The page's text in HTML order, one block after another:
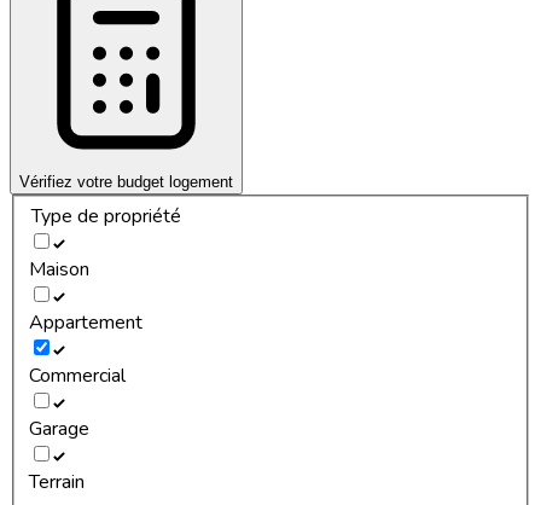
Vérifiez votre budget logement
Type de propriété
Maison
Appartement
Commercial
Garage
Terrain